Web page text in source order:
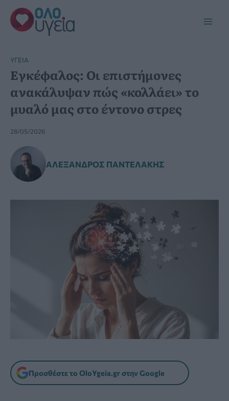
Μετάβαση
στο
περιεχόμενο
YΓΕΊΑ
Εγκέφαλος: Οι επιστήμονες
ανακάλυψαν πώς «κολλάει» το
μυαλό μας στο έντονο στρες
28/05/2026
ΑΛΈΞΑΝΔΡΟΣ ΠΑΝΤΕΛΆΚΗΣ
Προσθέστε το OloYgeia.gr στην Google